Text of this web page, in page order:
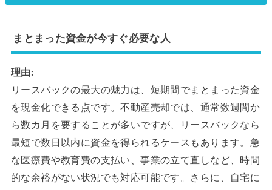
まとまった資金が今すぐ必要な人
理由:
リースバックの最大の魅力は、短期間でまとまった資金
を現金化できる点です。不動産売却では、通常数週間か
ら数カ月を要することが多いですが、リースバックなら
最短で数日以内に資金を得られるケースもあります。急
な医療費や教育費の支払い、事業の立て直しなど、時間
的な余裕がない状況でも対応可能です。さらに、自宅に